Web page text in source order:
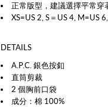
正常版型 ，建議選擇平常穿
XS=US 2, S＝US 4, M=US
DETAILS
A.P.C. 銀色按釦
直筒剪裁
2 個胸前口袋
成分：棉 100%